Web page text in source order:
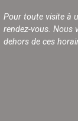
Pour toute visite à
rendez-vous. Nous
dehors de ces